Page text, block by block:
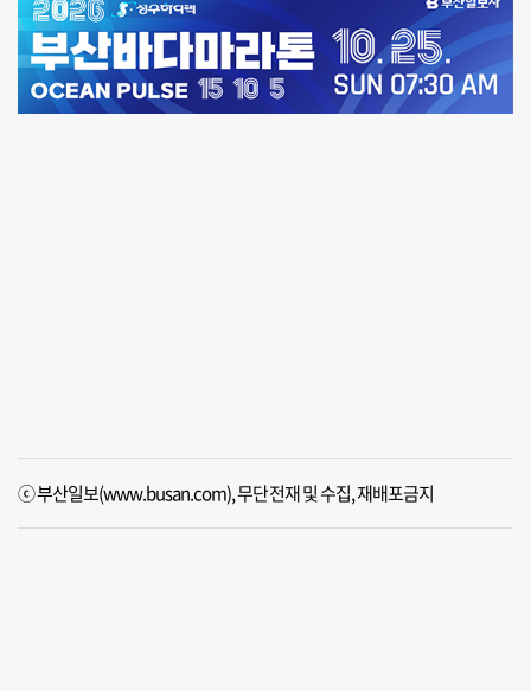
ⓒ 부산일보(www.busan.com), 무단전재 및 수집, 재배포금지